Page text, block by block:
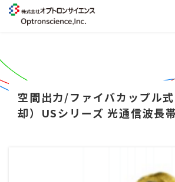
空間出力/ファイバカップル
却）USシリーズ 光通信波長帯